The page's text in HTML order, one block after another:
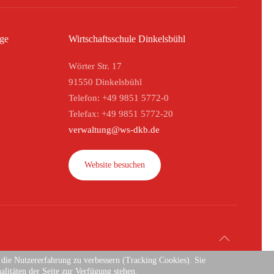
Wirtschaftsschule Dinkelsbühl
Wörter Str. 17
91550 Dinkelsbühl
Telefon: +49 9851 5772-0
Telefax: +49 9851 5772-20
verwaltung@ws-dkb.de
Website besuchen
Nutzererfahrung zu verbessern (Tracking Cookies). Sie
der Seite zur Verfügung stehen.